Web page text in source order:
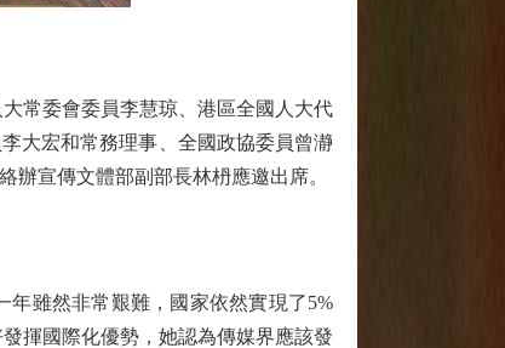
常委會委員李慧琼、港區全國人大代
大宏和常務理事、全國政協委員曾瀞
宣傳文體部副部長林枬應邀出席。
雖然非常艱難，國家依然實現了5%
揮國際化優勢，她認為傳媒界應該發